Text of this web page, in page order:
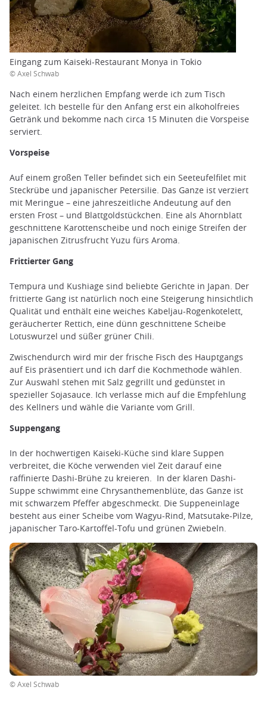
Eingang zum Kaiseki-Restaurant Monya in Tokio
© Axel Schwab
Nach einem herzlichen Empfang werde ich zum Tisch
geleitet. Ich bestelle für den Anfang erst ein alkoholfreies
Getränk und bekomme nach circa 15 Minuten die Vorspeise
serviert.
Vorspeise
Auf einem großen Teller befindet sich ein Seeteufelfilet mit
Steckrübe und japanischer Petersilie. Das Ganze ist verziert
mit Meringue – eine jahreszeitliche Andeutung auf den
ersten Frost – und Blattgoldstückchen. Eine als Ahornblatt
geschnittene Karottenscheibe und noch einige Streifen der
japanischen Zitrusfrucht Yuzu fürs Aroma.
Frittierter Gang
Tempura und Kushiage sind beliebte Gerichte in Japan. Der
frittierte Gang ist natürlich noch eine Steigerung hinsichtlich
Qualität und enthält eine weiches Kabeljau-Rogenkotelett,
geräucherter Rettich, eine dünn geschnittene Scheibe
Lotuswurzel und süßer grüner Chili.
Zwischendurch wird mir der frische Fisch des Hauptgangs
auf Eis präsentiert und ich darf die Kochmethode wählen.
Zur Auswahl stehen mit Salz gegrillt und gedünstet in
spezieller Sojasauce. Ich verlasse mich auf die Empfehlung
des Kellners und wähle die Variante vom Grill.
Suppengang
In der hochwertigen Kaiseki-Küche sind klare Suppen
verbreitet, die Köche verwenden viel Zeit darauf eine
raffinierte Dashi-Brühe zu kreieren. In der klaren Dashi-
Suppe schwimmt eine Chrysanthemenblüte, das Ganze ist
mit schwarzem Pfeffer abgeschmeckt. Die Suppeneinlage
besteht aus einer Scheibe vom Wagyu-Rind, Matsutake-Pilze,
japanischer Taro-Kartoffel-Tofu und grünen Zwiebeln.
© Axel Schwab